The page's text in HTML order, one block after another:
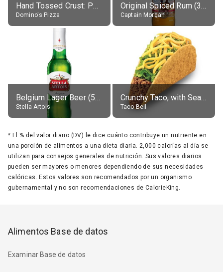
Hand Tossed Crust: Pepperoni Pizza (Large 14")
Domino's Pizza
Original Spiced Rum (35% alc.)
Captain Morgan
Belgium Lager Beer (5% alc.)
Stella Artois
Crunchy Taco, with Seasoned Beef
Taco Bell
* El % del valor diario (DV) le dice cuánto contribuye un nutriente en
una porción de alimentos a una dieta diaria. 2,000 calorías al día se
utilizan para consejos generales de nutrición. Sus valores diarios
pueden ser mayores o menores dependiendo de sus necesidades
calóricas. Estos valores son recomendados por un organismo
gubernamental y no son recomendaciones de CalorieKing.
Alimentos Base de datos
Examinar Base de datos